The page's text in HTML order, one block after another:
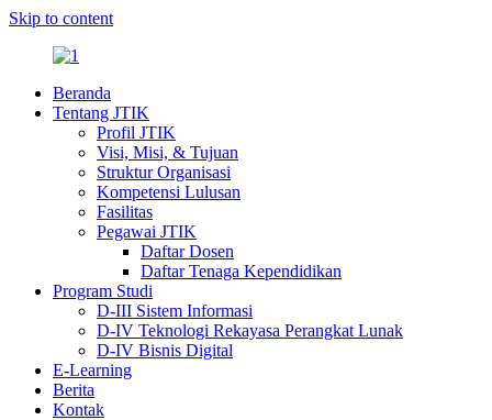
Skip to content
Beranda
Tentang JTIK
Profil JTIK
Visi, Misi, & Tujuan
Struktur Organisasi
Kompetensi Lulusan
Fasilitas
Pegawai JTIK
Daftar Dosen
Daftar Tenaga Kependidikan
Program Studi
D-III Sistem Informasi
D-IV Teknologi Rekayasa Perangkat Lunak
D-IV Bisnis Digital
E-Learning
Berita
Kontak